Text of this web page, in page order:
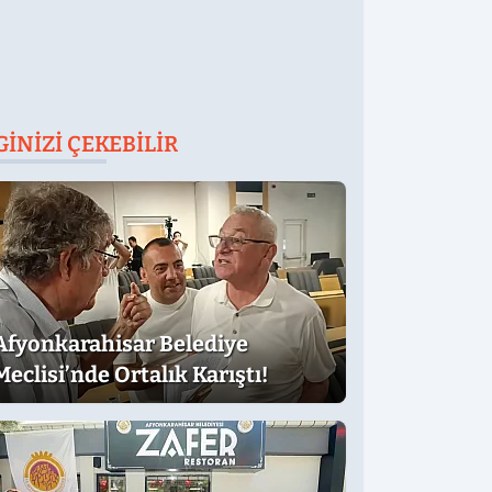
ÇEKEBILIR
Belediye
Ortalık Karıştı!